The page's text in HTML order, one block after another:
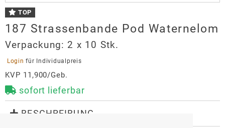
TOP
187 Strassenbande Pod Waternelom
Verpackung: 2 x 10 Stk.
Login für Individualpreis
KVP 11,900/Geb.
sofort lieferbar
BESCHREIBUNG
1 Pod mit 2 ml Liquid gefüllt. Nikotingehalt 20 mg/ml,